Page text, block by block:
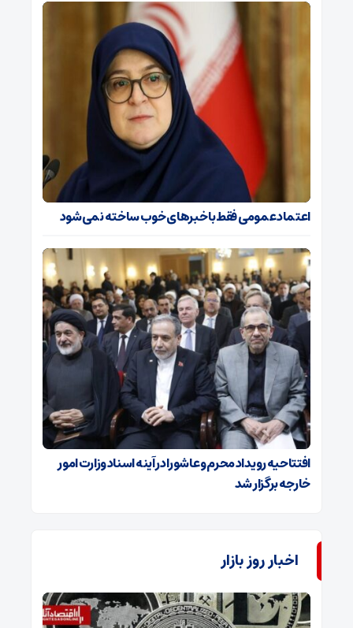
اعتماد عمومی فقط با خبرهای خوب ساخته نمی‌شود
افتتاحیه رویداد محرم و عاشورا در آینه اسناد وزارت امور
خارجه برگزار شد
اخبار روز بازار